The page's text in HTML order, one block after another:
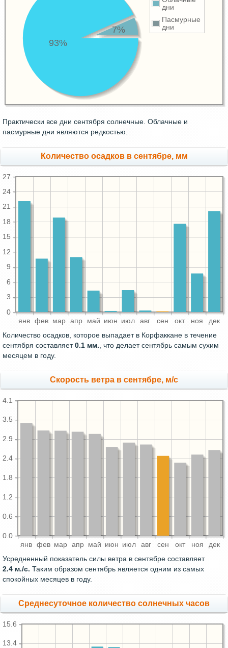
дни
Пасмурные
дни
93%
7%
Практически все дни сентября солнечные. Облачные и
пасмурные дни являются редкостью.
Количество осадков в сентябре, мм
янв фев мар апр май июн июл авг сен окт ноя дек
0
3
6
9
12
15
18
21
24
27
Количество осадков, которое выпадает в Корфаккане в течение
сентября составляет0.1 мм. , что делает сентябрь самым сухим
месяцем в году.
Скорость ветра в сентябре, м/с
янв фев мар апр май июн июл авг сен окт ноя дек
0.0
0.6
1.2
1.8
2.4
2.9
3.5
4.1
Усредненный показатель силы ветра в сентябре составляет
2.4 м./с. Таким образом сентябрь является одним из самых
спокойных месяцев в году.
Среднесуточное количество солнечных часов
13.4
15.6